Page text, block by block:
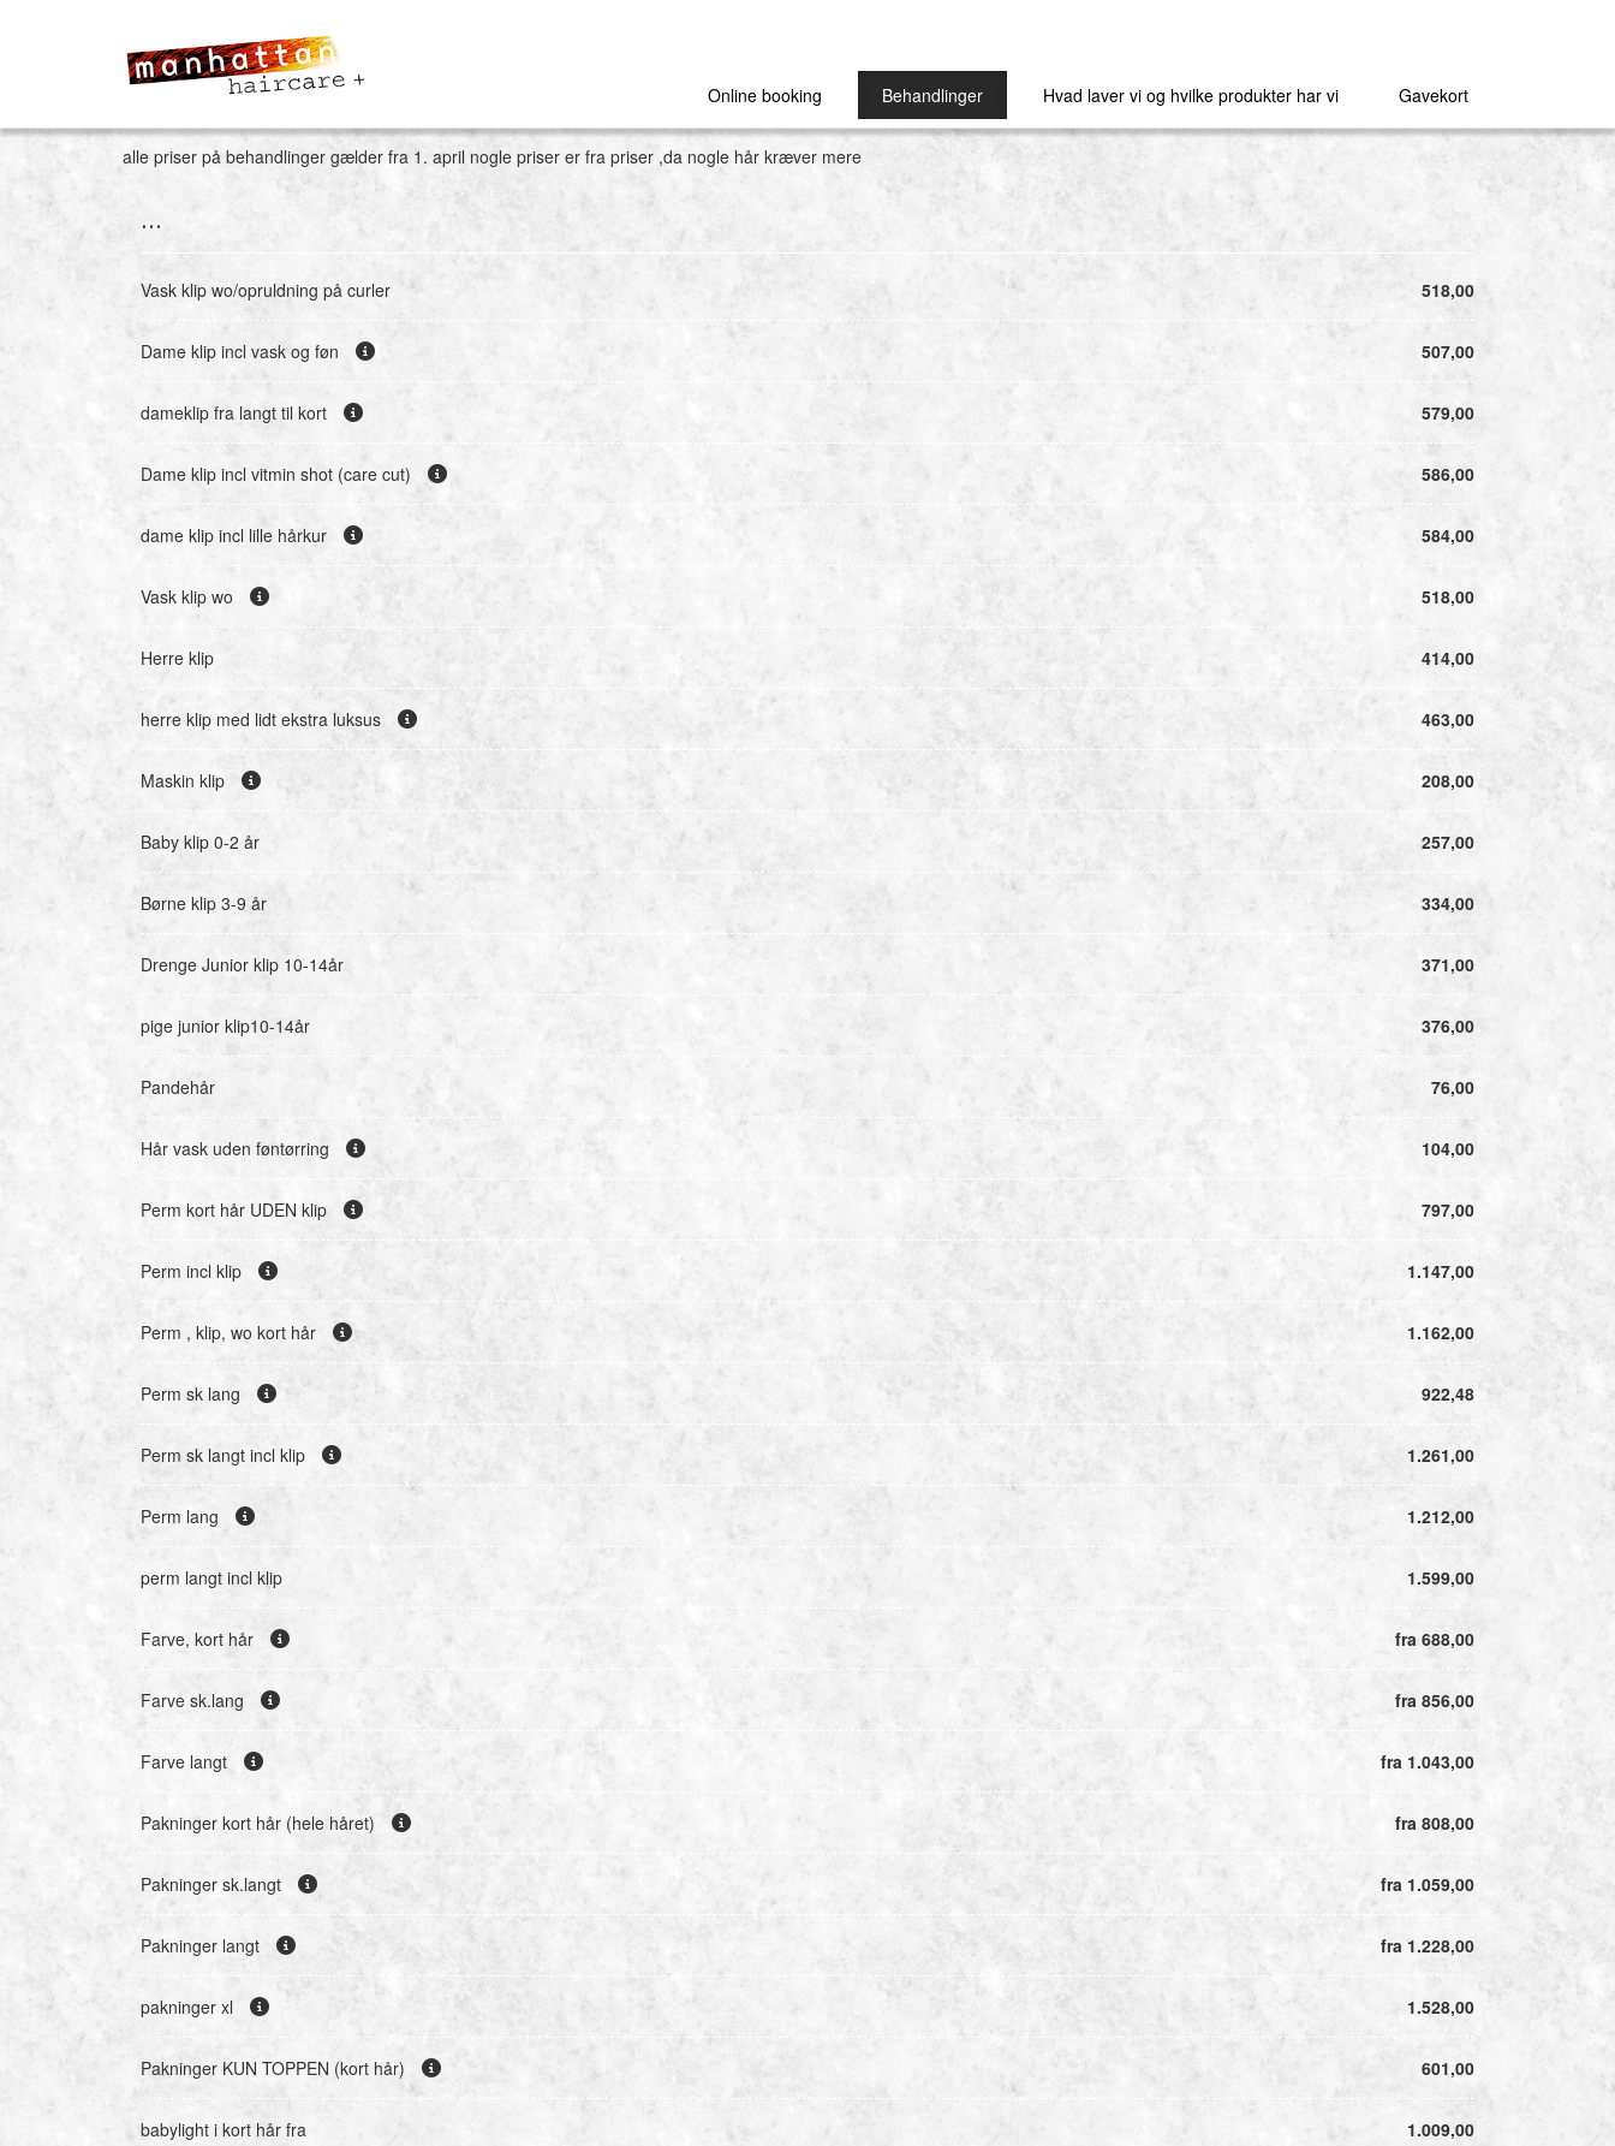
Online booking Behandlinger Hvad laver vi og hvilke produkter har vi Gavekort
alle priser på behandlinger gælder fra 1. april nogle priser er fra priser ,da nogle hår kræver mere
...
Vask klip wo/opruldning på curler 518,00
Dame klip incl vask og føn 507,00
dameklip fra langt til kort 579,00
Dame klip incl vitmin shot (care cut) 586,00
dame klip incl lille hårkur 584,00
Vask klip wo 518,00
Herre klip 414,00
herre klip med lidt ekstra luksus 463,00
Maskin klip 208,00
Baby klip 0-2 år 257,00
Børne klip 3-9 år 334,00
Drenge Junior klip 10-14år 371,00
pige junior klip10-14år 376,00
Pandehår 76,00
Hår vask uden føntørring 104,00
Perm kort hår UDEN klip 797,00
Perm incl klip 1.147,00
Perm , klip, wo kort hår 1.162,00
Perm sk lang 922,48
Perm sk langt incl klip 1.261,00
Perm lang 1.212,00
perm langt incl klip 1.599,00
Farve, kort hår fra 688,00
Farve sk.lang fra 856,00
Farve langt fra 1.043,00
Pakninger kort hår (hele håret) fra 808,00
Pakninger sk.langt fra 1.059,00
Pakninger langt fra 1.228,00
pakninger xl 1.528,00
Pakninger KUN TOPPEN (kort hår) 601,00
babylight i kort hår fra 1.009,00